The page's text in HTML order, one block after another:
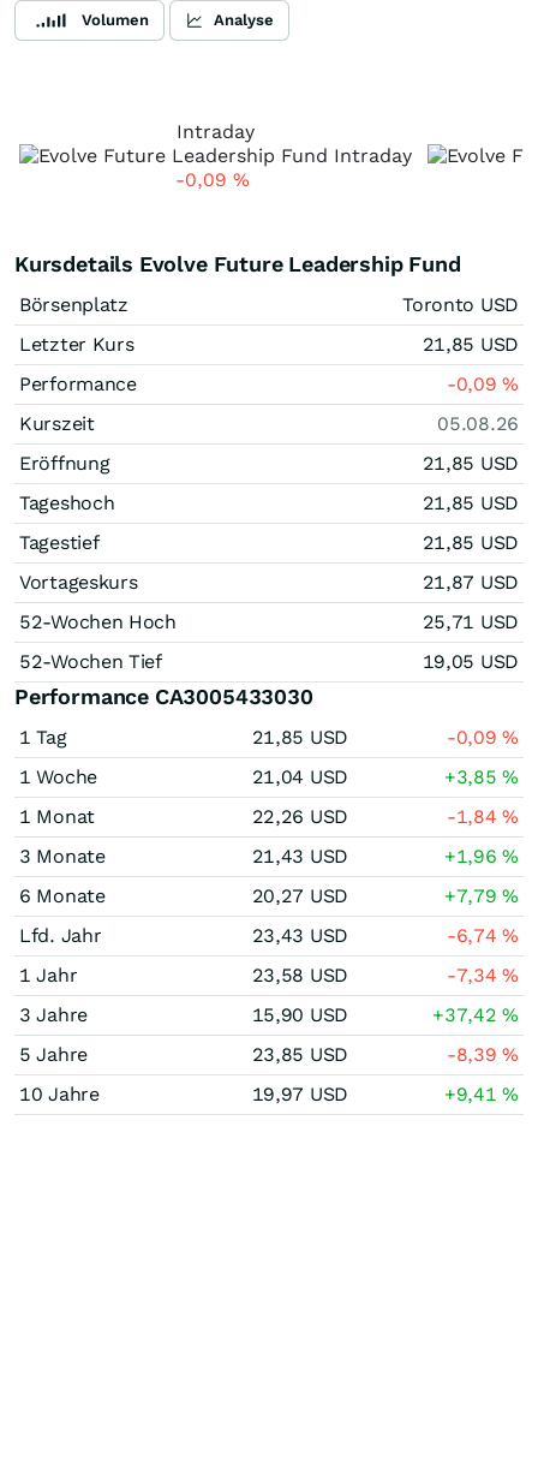
Volumen Analyse
Intraday
-0,09 %
Kursdetails Evolve Future Leadership Fund
Börsenplatz
Toronto USD
Letzter Kurs
21,85 USD
Performance
-0,09%
Kurszeit
05.08.26
Eröffnung
21,85 USD
Tageshoch
21,85 USD
Tagestief
21,85 USD
Vortageskurs
21,87 USD
52-Wochen Hoch
25,71 USD
52-Wochen Tief
19,05 USD
Performance CA3005433030
1 Tag 21,85 USD -0,09%
1 Woche
21,04 USD +3,85%
1 Monat
22,26 USD -1,84%
3 Monate
21,43 USD +1,96%
6 Monate
20,27 USD +7,79%
Lfd. Jahr
23,43 USD -6,74%
1 Jahr
23,58 USD -7,34%
3 Jahre
15,90 USD +37,42%
5 Jahre
23,85 USD -8,39%
10 Jahre
19,97 USD +9,41%